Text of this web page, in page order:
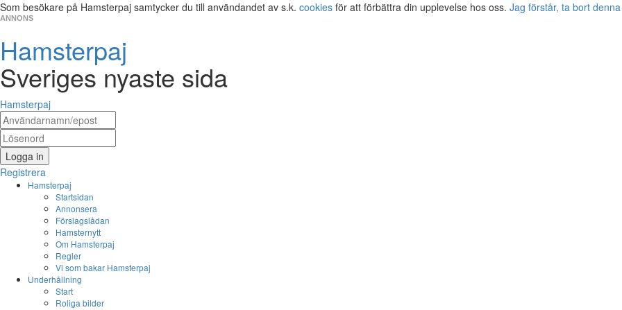
Som besökare på Hamsterpaj samtycker du till användandet av s.k. cookies för att förbättra din upplevelse hos oss. Jag förstår, ta bort
ANNONS
Hamsterpaj
Sveriges nyaste sida
Hamsterpaj
Logga in
Registrera
Hamsterpaj
Startsidan
Annonsera
Förslagslådan
Hamsternytt
Om Hamsterpaj
Regler
Vi som bakar Hamsterpaj
Underhållning
Start
Roliga bilder